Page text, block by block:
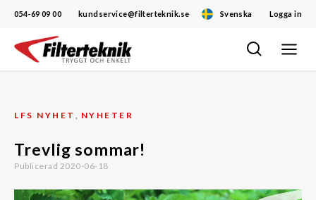
Svenska Logga in
054-69 09 00 kundservice@filterteknik.se
Hoppa
LFS NYHET , NYHETER
Trevlig sommar!
Publicerad 2020-06-18